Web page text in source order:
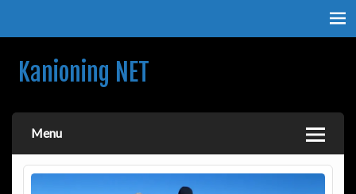
Kanioning NET
kanioningowców.
Menu